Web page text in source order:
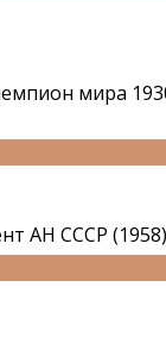
мира
АН СССР